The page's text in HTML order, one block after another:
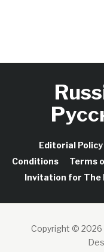
Editorial Policy
Conditions
Terms
Invitation for The
Copyright © 2026